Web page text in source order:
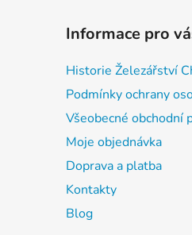
Informace pro
Historie Železářství
Podmínky ochrany
Všeobecné obchodní
Moje objednávka
Doprava a platba
Kontakty
Blog